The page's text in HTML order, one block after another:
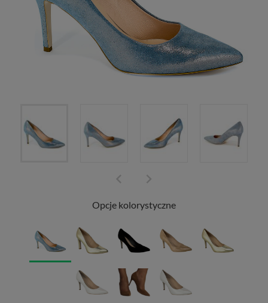
Opcje kolorystyczne